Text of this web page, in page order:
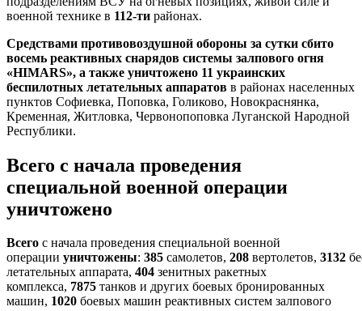
военной технике в 112-ти районах.
Средствами противовоздушной обороны за сутки сбито
восемь реактивных снарядов системы залпового огня
«HIMARS», а также уничтожено 11 украинских
беспилотных летательных аппаратов в районах населенных
пунктов Софиевка, Поповка, Голиково, Новокраснянка,
Кременная, Житловка, Червонопоповка Луганской Народной
Республики.
Всего с начала проведения
специальной военной операции
уничтожено
Всего с начала проведения специальной военной
операции уничтожены: 385 самолетов, 208 вертолетов, 3132
летательных аппарата, 404 зенитных ракетных
комплекса, 7875 танков и других боевых бронированных
машин, 1020 боевых машин реактивных систем залпового